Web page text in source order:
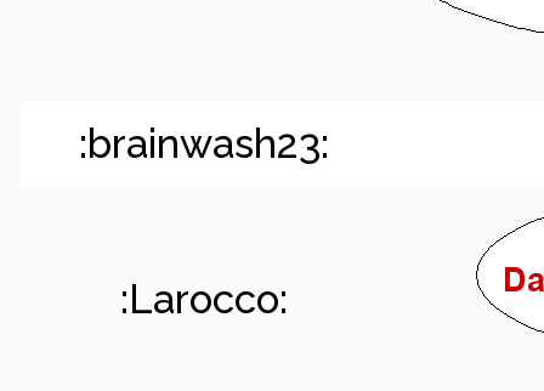
:brainwash23:
:Larocco: